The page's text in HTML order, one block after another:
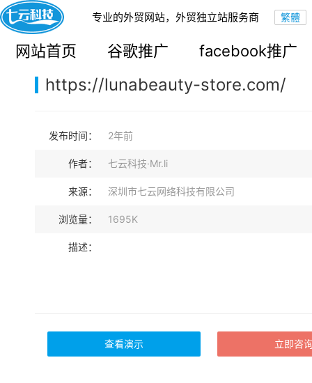
专业的外贸网站，外贸独立站服务商
网站首页 谷歌推广 facebook推广
您的当前位置： 网站首页>案例展示>B2C外贸独立站
https://lunabeauty-store.com/
发布时间： 2年前
作者： 七云科技·Mr.li
来源： 深圳市七云网络科技有限公司
浏览量： 1695K
描述：
查看演示 立即咨